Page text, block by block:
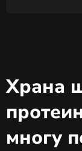
Храна
многу